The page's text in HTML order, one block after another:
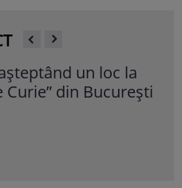
un loc la
Curie” din București